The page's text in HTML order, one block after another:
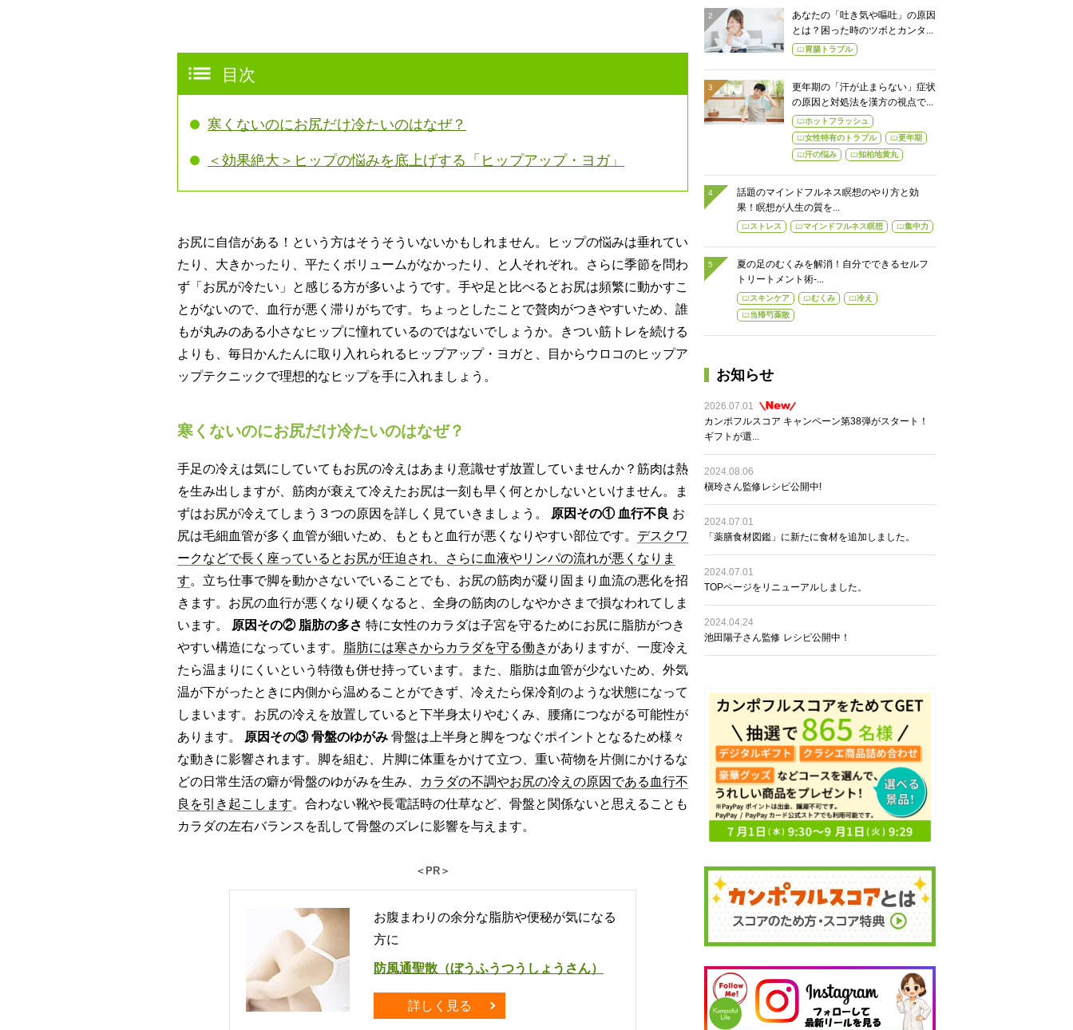
目次
寒くないのにお尻だけ冷たいのはなぜ？
＜効果絶大＞ヒップの悩みを底上げする「ヒップアップ・ヨガ」
お尻に自信がある！という方はそうそういないかもしれません。ヒップの悩みは垂れてい
たり、大きかったり、平たくボリュームがなかったり、と人それぞれ。さらに季節を問わ
ず「お尻が冷たい」と感じる方が多いようです。手や足と比べるとお尻は頻繁に動かすこ
とがないので、血行が悪く滞りがちです。ちょっとしたことで贅肉がつきやすいため、誰
もが丸みのある小さなヒップに憧れているのではないでしょうか。きつい筋トレを続ける
よりも、毎日かんたんに取り入れられるヒップアップ・ヨガと、目からウロコのヒップア
ップテクニックで理想的なヒップを手に入れましょう。
寒くないのにお尻だけ冷たいのはなぜ？
手足の冷えは気にしていてもお尻の冷えはあまり意識せず放置していませんか？筋肉は熱
を生み出しますが、筋肉が衰えて冷えたお尻は一刻も早く何とかしないといけません。ま
ずはお尻が冷えてしまう３つの原因を詳しく見ていきましょう。
原因その① 血行不良 お
尻は毛細血管が多く血管が細いため、もともと血行が悪くなりやすい部位です。 デスクワ
ークなどで長く座っているとお尻が圧迫され、さらに血液やリンパの流れが悪くなりま
す。立ち仕事で脚を動かさないでいることでも、お尻の筋肉が凝り固まり血流の悪化を招
きます。お尻の血行が悪くなり硬くなると、全身の筋肉のしなやかさまで損なわれてしま
います。
原因その② 脂肪の多さ 特に女性のカラダは子宮を守るためにお尻に脂肪がつき
やすい構造になっています。
脂肪には寒さからカラダを守る働き がありますが、一度冷え
たら温まりにくいという特徴も併せ持っています。また、脂肪は血管が少ないため、外気
温が下がったときに内側から温めることができず、冷えたら保冷剤のような状態になって
しまいます。お尻の冷えを放置していると下半身太りやむくみ、腰痛につながる可能性が
あります。
原因その③ 骨盤のゆがみ 骨盤は上半身と脚をつなぐポイントとなるため様々
な動きに影響されます。脚を組む、片脚に体重をかけて立つ、重い荷物を片側にかけるな
どの日常生活の癖が骨盤のゆがみを生み、
カラダの不調やお尻の冷えの原因である血行不
良を引き起こします。合わない靴や長電話時の仕草など、骨盤と関係ないと思えることも
カラダの左右バランスを乱して骨盤のズレに影響を与えます。
＜PR＞
お腹まわりの余分な脂肪や便秘が気になる
方に
防風通聖散（ぼうふうつうしょうさん）
詳しく見る
あなたの「吐き気や嘔吐」の原因
とは？困った時のツボとカンタ...
胃腸トラブル
更年期の「汗が止まらない」症状
の原因と対処法を漢方の視点で...
ホットフラッシュ
女性特有のトラブル
更年期
汗の悩み
知柏地黄丸
話題のマインドフルネス瞑想のやり方と効
果！瞑想が人生の質を...
ストレス マインドフルネス瞑想 集中力
夏の足のむくみを解消！自分でできるセルフ
トリートメント術-...
スキンケア むくみ
冷え
当帰芍薬散
お知らせ
2026.07.01
カンポフルスコア キャンペーン第38弾がスタート！
ギフトが選...
2024.08.06
槇玲さん監修レシピ公開中!
2024.07.01
「薬膳食材図鑑」に新たに食材を追加しました。
2024.07.01
TOPページをリニューアルしました。
2024.04.24
池田陽子さん監修 レシピ公開中！